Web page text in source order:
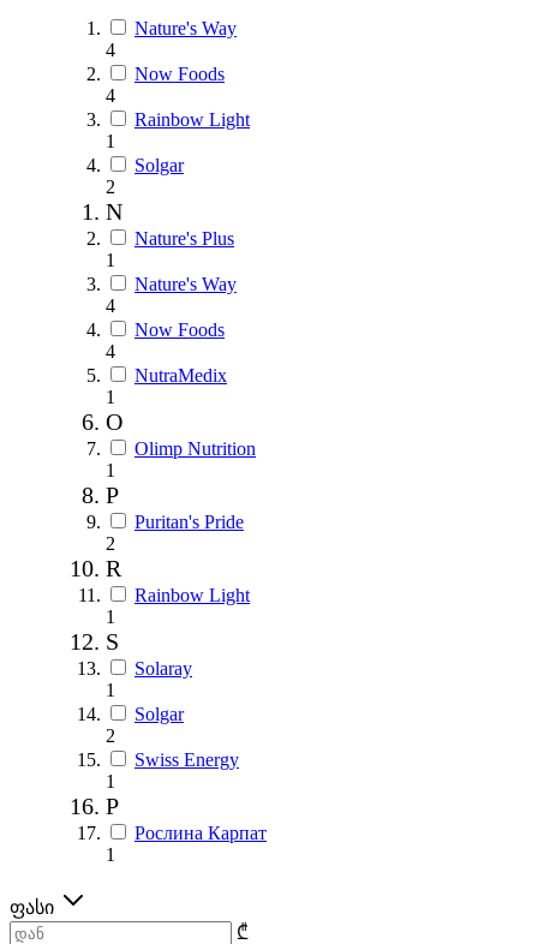
Nature's Way
4
Now Foods
4
Rainbow Light
1
Solgar
2
N
Nature's Plus
1
Nature's Way
4
Now Foods
4
NutraMedix
1
O
Olimp Nutrition
1
P
Puritan's Pride
2
R
Rainbow Light
1
S
Solaray
1
Solgar
2
Swiss Energy
1
Р
Рослина Карпат
1
ფასი
₾